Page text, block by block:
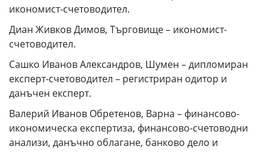
икономист-счетоводител.
Диан Живков Димов, Търговище – икономист-
счетоводител.
Сашко Иванов Александров, Шумен – дипломиран
експерт-счетоводител – регистриран одитор и
данъчен експерт.
Валерий Иванов Обретенов, Варна – финансово-
икономическа експертиза, финансово-счетоводни
анализи, данъчно облагане, банково дело и